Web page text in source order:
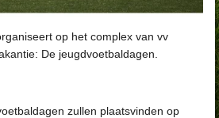
op het complex van vv
De jeugdvoetbaldagen.
zullen plaatsvinden op